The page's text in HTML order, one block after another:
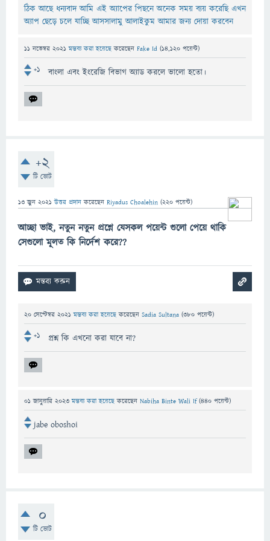
ঠিক আছে ধন্যবাদ আমি এই অ্যাপের পিছনে অনেক সময় ব্যয় করেছি এখন
অ্যাপ ছেড়ে চলে যাচ্ছি আসসালামু আলাইকুম আমার জন্য দোয়া করবেন
11 নভেম্বর 2021 মন্তব্য করা হয়েছেকরেছেন Fake Id (14,120 পয়েন্ট)
+1 বাংলা এবং ইংরেজি বিভাগ অ্যাড করলে ভালো হতো।
+2
টি ভোট
13 জুন 2021 উত্তর প্রদান করেছেন Riyadus Choalehin (220 পয়েন্ট)
আচ্ছা ভাই, নতুন নতুন প্রশ্নে যেসকল পয়েন্ট গুলো পেয়ে থাকি
সেগুলো মূলত কি নির্দেশ করে??
20 সেপ্টেম্বর 2021 মন্তব্য করা হয়েছেকরেছেন Sadia Sultana (380 পয়েন্ট)
+1 প্রশ্ন কি এখনো করা যাবে না?
01 জানুয়ারি 2023 মন্তব্য করা হয়েছেকরেছেন Nabiha Binte Wali If (440 পয়েন্ট)
jabe oboshoi
0
টি ভোট